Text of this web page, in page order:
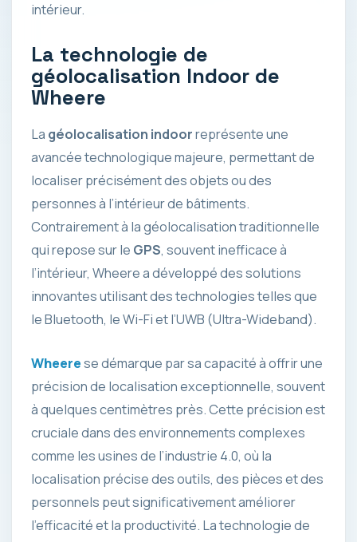
intérieur.
La technologie de
géolocalisation Indoor de
Wheere
La géolocalisation indoorreprésente une
avancée technologique majeure, permettant de
localiser précisément des objets ou des
personnes à l’intérieur de bâtiments.
Contrairement à la géolocalisation traditionnelle
qui repose sur le GPS, souvent inefficace à
l’intérieur, Wheere a développé des solutions
innovantes utilisant des technologies telles que
le Bluetooth, le Wi-Fi et l’UWB (Ultra-Wideband).
Wheerese démarque par sa capacité à offrir une
précision de localisation exceptionnelle, souvent
à quelques centimètres près. Cette précision est
cruciale dans des environnements complexes
comme les usines de l’industrie 4.0, où la
localisation précise des outils, des pièces et des
personnels peut significativement améliorer
l’efficacité et la productivité. La technologie de